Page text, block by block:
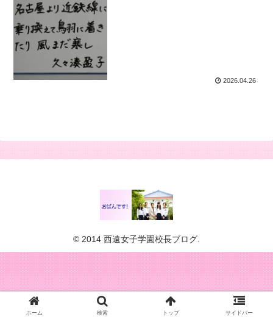
2026.04.26
© 2014 西遠女子学園校長ブログ.
ホーム 検索 トップ サイドバー